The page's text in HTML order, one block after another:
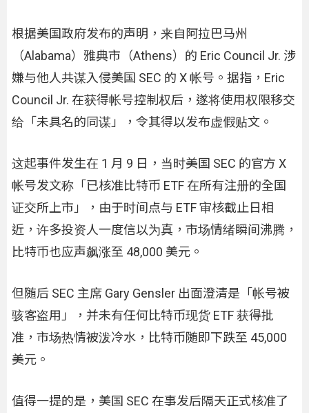
根据美国政府发布的声明，来自阿拉巴马州
（Alabama）雅典市（Athens）的 Eric Council Jr. 涉
嫌与他人共谋入侵美国 SEC 的 X 帐号。据指，Eric
Council Jr. 在获得帐号控制权后，遂将使用权限移交
给「未具名的同谋」，令其得以发布虚假贴文。
这起事件发生在 1 月 9 日，当时美国 SEC 的官方 X
帐号发文称「已核准比特币 ETF 在所有注册的全国
证交所上市」，由于时间点与 ETF 审核截止日相
近，许多投资人一度信以为真，市场情绪瞬间沸腾，
比特币也应声飙涨至 48,000 美元。
但随后 SEC 主席 Gary Gensler 出面澄清是「帐号被
骇客盗用」，并未有任何比特币现货 ETF 获得批
准，市场热情被泼冷水，比特币随即下跌至 45,000
美元。
值得一提的是，美国 SEC 在事发后隔天正式核准了